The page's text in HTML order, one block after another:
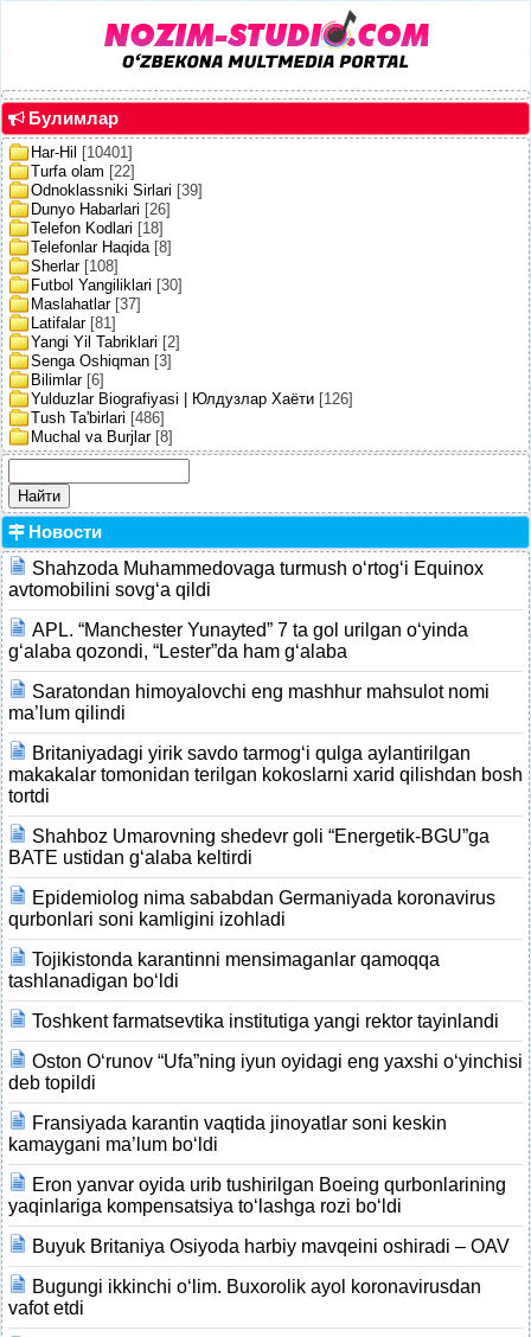
Булимлар
Har-Hil
[10401]
Turfa olam [22]
Odnoklassniki Sirlari [39]
Dunyo Habarlari [26]
Telefon Kodlari [18]
Telefonlar Haqida [8]
Sherlar [108]
Futbol Yangiliklari [30]
Maslahatlar [37]
Latifalar [81]
Yangi Yil Tabriklari [2]
Senga Oshiqman [3]
Bilimlar [6]
Yulduzlar Biografiyasi | Юлдузлар Хаёти [126]
Tush Ta'birlari [486]
Muchal va Burjlar [8]
Новости
Shahzoda Muhammedovaga turmush o‘rtog‘i Equinox
avtomobilini sovg‘a qildi
APL. “Manchester Yunayted” 7 ta gol urilgan o‘yinda
g‘alaba qozondi, “Lester”da ham g‘alaba
Saratondan himoyalovchi eng mashhur mahsulot nomi
ma’lum qilindi
Britaniyadagi yirik savdo tarmog‘i qulga aylantirilgan
makakalar tomonidan terilgan kokoslarni xarid qilishdan bosh
tortdi
Shahboz Umarovning shedevr goli “Energetik-BGU”ga
BATE ustidan g‘alaba keltirdi
Epidemiolog nima sababdan Germaniyada koronavirus
qurbonlari soni kamligini izohladi
Tojikistonda karantinni mensimaganlar qamoqqa
tashlanadigan bo‘ldi
Toshkent farmatsevtika institutiga yangi rektor tayinlandi
Oston O‘runov “Ufa”ning iyun oyidagi eng yaxshi o‘yinchisi
deb topildi
Fransiyada karantin vaqtida jinoyatlar soni keskin
kamaygani ma’lum bo‘ldi
Eron yanvar oyida urib tushirilgan Boeing qurbonlarining
yaqinlariga kompensatsiya to‘lashga rozi bo‘ldi
Buyuk Britaniya Osiyoda harbiy mavqeini oshiradi – OAV
Bugungi ikkinchi o‘lim. Buxorolik ayol koronavirusdan
vafot etdi